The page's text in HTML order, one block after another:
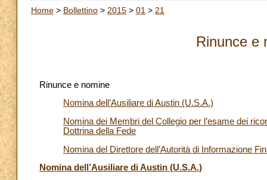
Home > Bollettino > 2015 > 01 > 21
Rinunce e
Rinunce e nomine
Nomina dell’Ausiliare di Austin (U.S.A.)
Nomina dei Membri del Collegio per l’esame dei
Dottrina della Fede
Nomina del Direttore dell’Autorità di Informazione
Nomina dell’Ausiliare di Austin (U.S.A.)